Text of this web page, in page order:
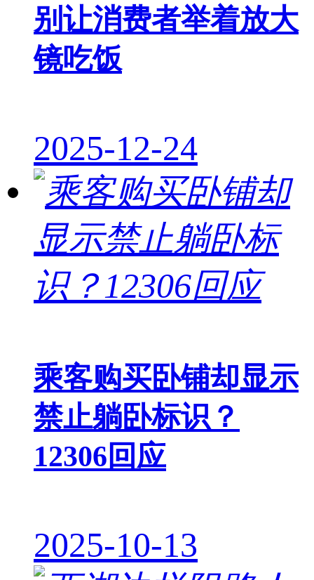
别让消费者举着放大
镜吃饭
2025-12-24
乘客购买卧铺却显示
禁止躺卧标识？
12306回应
2025-10-13